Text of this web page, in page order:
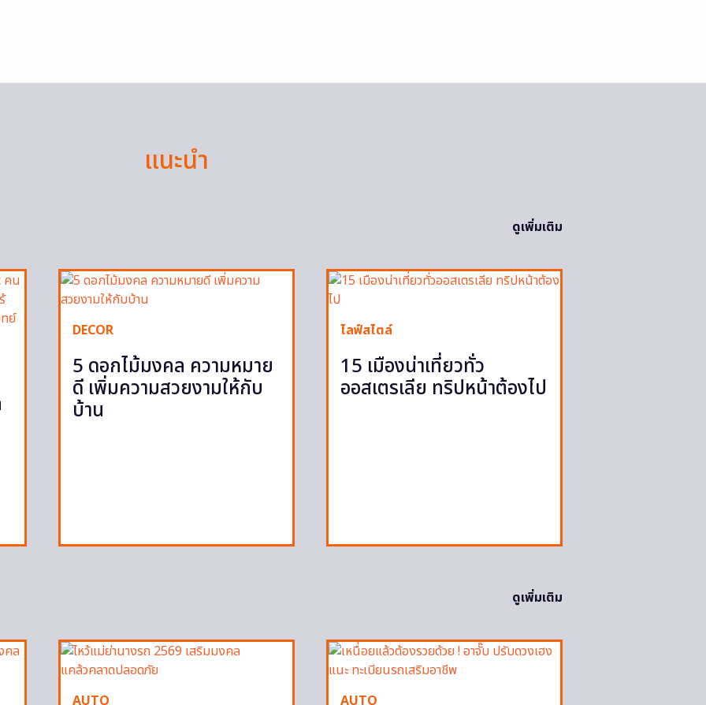
แนะนำ
ดูเพิ่มเติม
DECOR
5 ดอกไม้มงคล ความหมาย
ดี เพิ่มความสวยงามให้กับ
บ้าน
ไลฟ์สไตล์
15 เมืองน่าเที่ยวทั่ว
ออสเตรเลีย ทริปหน้าต้องไป
ดูเพิ่มเติม
AUTO AUTO